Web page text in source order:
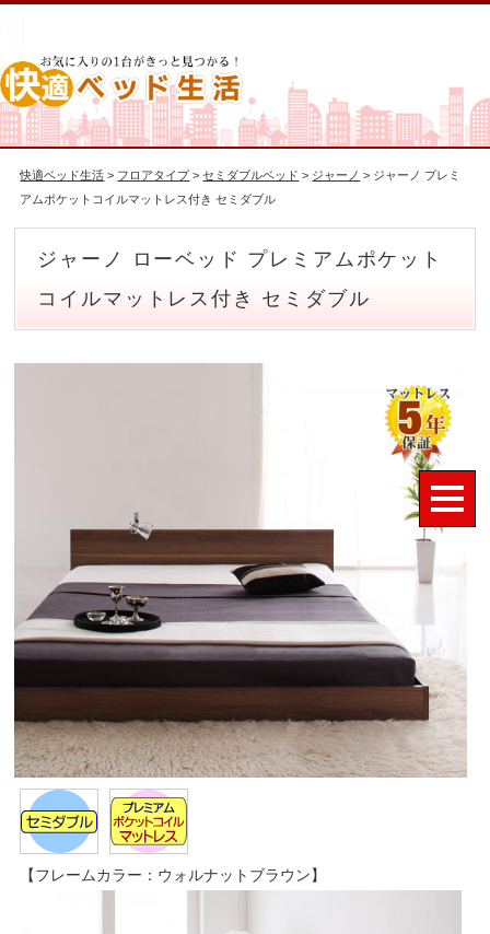
快適ベッド生活 > フロアタイプ >セミダブルベッド > ジャーノ > ジャーノ プレミ
アムポケットコイルマットレス付き セミダブル
ジャーノ ローベッド プレミアムポケット
コイルマットレス付き セミダブル
【フレームカラー：ウォルナットブラウン】